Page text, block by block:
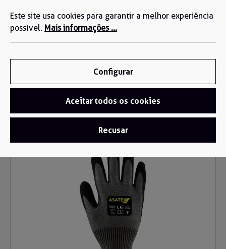
principal
Luvas / Luvas anti-corte
Este site usa cookies para garantir a melhor experiência
possível. Mais informações ...
Configurar
Aceitar todos os cookies
Recusar